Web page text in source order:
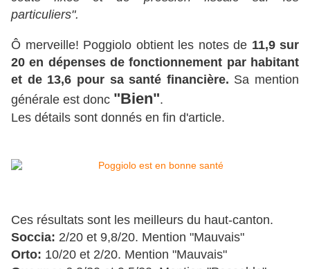
particuliers".
Ô merveille! Poggiolo obtient les notes de 11,9 sur
20 en dépenses de fonctionnement par habitant
et de 13,6 pour sa santé financière. Sa mention
générale est donc "Bien".
Les détails sont donnés en fin d'article.
Ces résultats sont les meilleurs du haut-canton.
Soccia: 2/20 et 9,8/20. Mention "Mauvais"
Orto: 10/20 et 2/20. Mention "Mauvais"